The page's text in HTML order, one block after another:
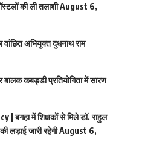
की ली तलाशीAugust 6,
अभियुक्त दुधनाथ राम
कबड्डी प्रतियोगिता में सारण
में शिक्षकों से मिले डॉ. राहुल
लड़ाई जारी रहेगीAugust 6,